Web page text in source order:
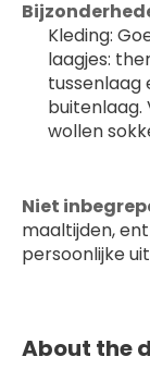
Kleding:
laagjes:
tussenlaag
buitenlaag.
wollen
Niet
maaltijden,
persoonlijke
About the